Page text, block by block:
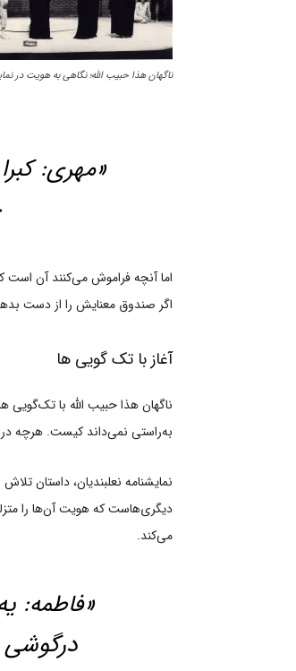
ناگهان هذا حبیب‌ الله؛ نگاهی به هویت در
«مهری:
اما آنچه فراموش می‌کنند آن است
اگر صندوق معنایش را از دست
آغاز با تک گویی ها
ناگهان هذا حبیب‌ الله با
به‌راستی نمی‌داند کیست. هرچه
نمایشنامه نعلبندیان، داستان
دیگری‌هاست که هویت آن‌ها را
می‌کند.
«فاطمه: